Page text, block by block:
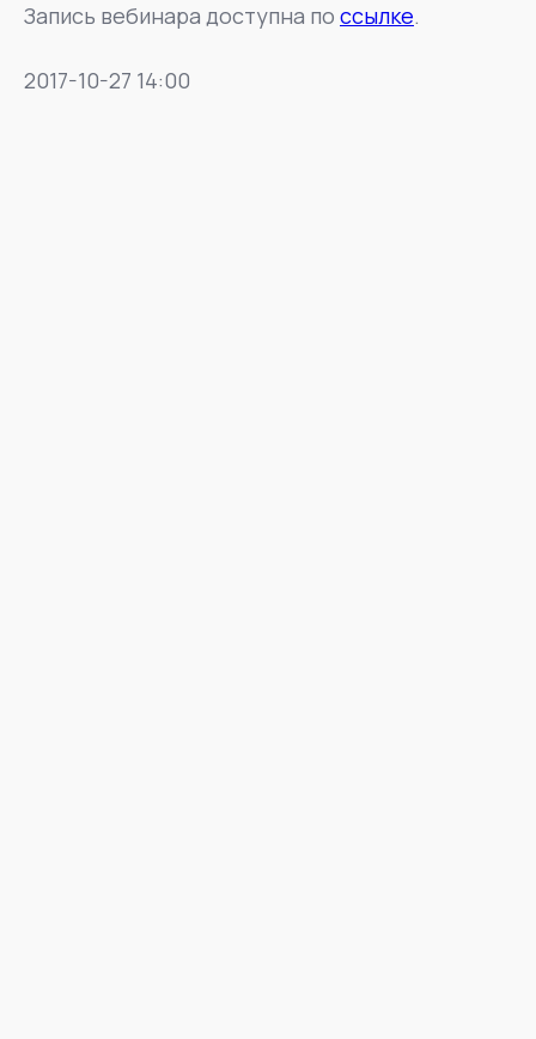
Запись вебинара доступна по ссылке.
2017-10-27 14:00